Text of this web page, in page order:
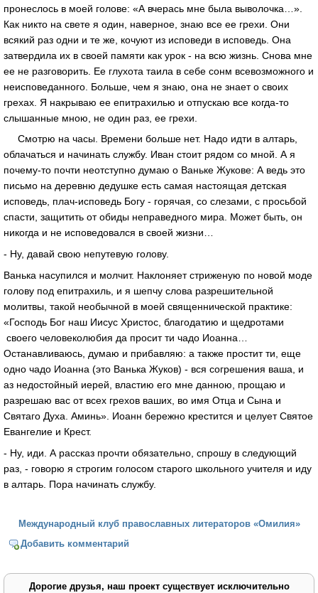
пронеслось в моей голове: «А вчерась мне была выволочка…».
Как никто на свете я один, наверное, знаю все ее грехи. Они
всякий раз одни и те же, кочуют из исповеди в исповедь. Она
затвердила их в своей памяти как урок - на всю жизнь. Снова мне
ее не разговорить. Ее глухота таила в себе сонм всевозможного и
неисповеданного. Больше, чем я знаю, она не знает о своих
грехах. Я накрываю ее епитрахилью и отпускаю все когда-то
слышанные мною, не один раз, ее грехи.
Смотрю на часы. Времени больше нет. Надо идти в алтарь,
облачаться и начинать службу. Иван стоит рядом со мной. А я
почему-то почти неотступно думаю о Ваньке Жукове: А ведь это
письмо на деревню дедушке есть самая настоящая детская
исповедь, плач-исповедь Богу - горячая, со слезами, с просьбой
спасти, защитить от обиды неправедного мира. Может быть, он
никогда и не исповедовался в своей жизни…
- Ну, давай свою непутевую голову.
Ванька насупился и молчит. Наклоняет стриженую по новой моде
голову под епитрахиль, и я шепчу слова разрешительной
молитвы, такой необычной в моей священнической практике:
«Господь Бог наш Иисус Христос, благодатию и щедротами
своего человеколюбия да просит ти чадо Иоанна…
Останавливаюсь, думаю и прибавляю: а также простит ти, еще
одно чадо Иоанна (это Ванька Жуков) - вся согрешения ваша, и
аз недостойный иерей, властию его мне данною, прощаю и
разрешаю вас от всех грехов ваших, во имя Отца и Сына и
Святаго Духа. Аминь». Иоанн бережно крестится и целует Святое
Евангелие и Крест.
- Ну, иди. А рассказ прочти обязательно, спрошу в следующий
раз, - говорю я строгим голосом старого школьного учителя и иду
в алтарь. Пора начинать службу.
Международный клуб православных литераторов «Омилия»
Добавить комментарий
Дорогие друзья, наш проект существует исключительно